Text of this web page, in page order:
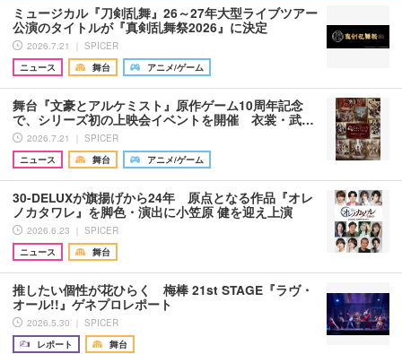
ミュージカル『刀剣乱舞』26～27年大型ライブツアー
公演のタイトルが『真剣乱舞祭2026』に決定
2026.7.21 ｜ SPICER
ニュース
舞台 アニメ/ゲーム
舞台『文豪とアルケミスト』原作ゲーム10周年記念
で、シリーズ初の上映会イベントを開催 衣裳・武…
2026.7.21 ｜ SPICER
ニュース
舞台 アニメ/ゲーム
30-DELUXが旗揚げから24年 原点となる作品『オレ
ノカタワレ』を脚色・演出に小笠原 健を迎え上演
2026.6.23 ｜ SPICER
ニュース
舞台
推したい個性が花ひらく 梅棒 21st STAGE『ラヴ・
オール!!』ゲネプロレポート
2026.5.30 ｜ SPICER
レポート
舞台